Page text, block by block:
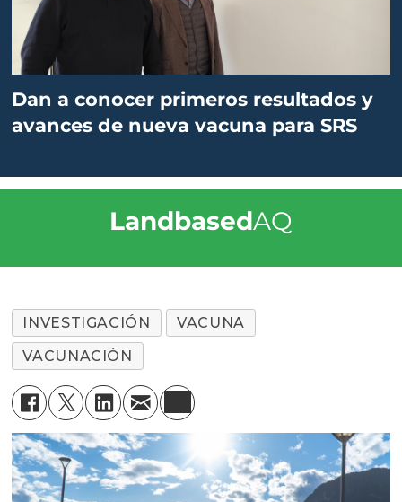
Dan a conocer primeros resultados y
avances de nueva vacuna para SRS
LandbasedAQ
INVESTIGACIÓN
VACUNA
VACUNACIÓN